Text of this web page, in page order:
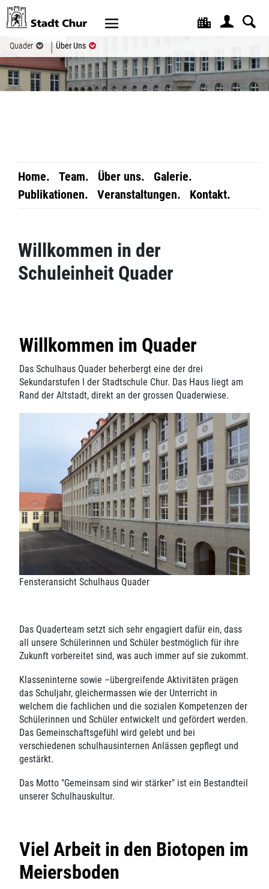
Kopfzeile
Quader Über Uns(ausgewählt)
Home. Team. Über uns.
Galerie.
Publikationen.
Veranstaltungen. Kontakt.
Inhalt
Willkommen in der
Schuleinheit Quader
Willkommen im Quader
Das Schulhaus Quader beherbergt eine der drei
Sekundarstufen I der Stadtschule Chur. Das Haus liegt am
Rand der Altstadt, direkt an der grossen Quaderwiese.
Fensteransicht Schulhaus Quader
Das Quaderteam setzt sich sehr engagiert dafür ein, dass
all unsere Schülerinnen und Schüler bestmöglich für ihre
Zukunft vorbereitet sind, was auch immer auf sie zukommt.
Klasseninterne sowie –übergreifende Aktivitäten prägen
das Schuljahr, gleichermassen wie der Unterricht in
welchem die fachlichen und die sozialen Kompetenzen der
Schülerinnen und Schüler entwickelt und gefördert werden.
Das Gemeinschaftsgefühl wird gelebt und bei
verschiedenen schulhausinternen Anlässen gepflegt und
gestärkt.
Das Motto "Gemeinsam sind wir stärker" ist ein Bestandteil
unserer Schulhauskultur.
Viel Arbeit in den Biotopen im
Meiersboden